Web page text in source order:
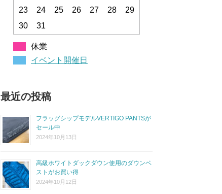
23 24 25 26 27 28
29
30
31
休業
イベント開催日
最近の投稿
フラッグシップモデルVERTIGO PANTSが
セール中
2024年10月13日
高級ホワイトダックダウン使用のダウンベ
ストがお買い得
2024年10月12日